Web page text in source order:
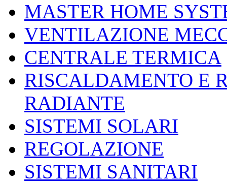
MASTER HOME
VENTILAZIONE
CENTRALE TERMICA
RISCALDAMENTO E
RADIANTE
SISTEMI SOLARI
REGOLAZIONE
SISTEMI SANITARI